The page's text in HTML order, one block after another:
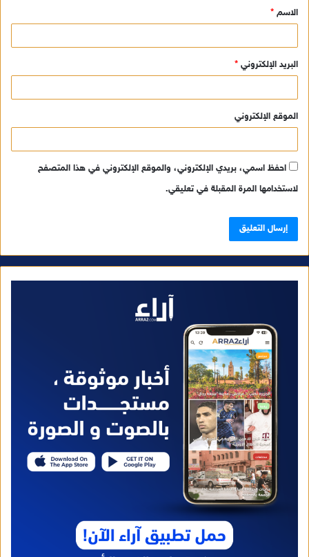
*
الاسم *
البريد الإلكتروني *
الموقع الإلكتروني
احفظ اسمي، بريدي الإلكتروني، والموقع الإلكتروني في هذا المتصفح
لاستخدامها المرة المقبلة في تعليقي.